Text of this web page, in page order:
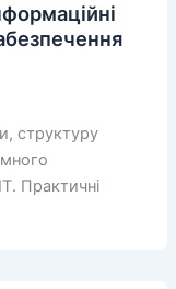
структуру
Практичні